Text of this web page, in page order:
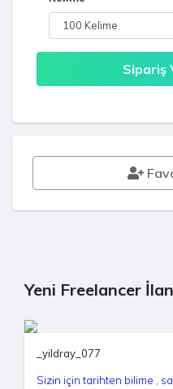
Sipariş
Yeni Freelancer
_yildray_077
Sizin için tarihten bilime ,